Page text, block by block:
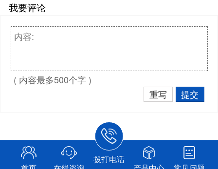
我要评论
( 内容最多500个字 )
重写
提交
拨打电话